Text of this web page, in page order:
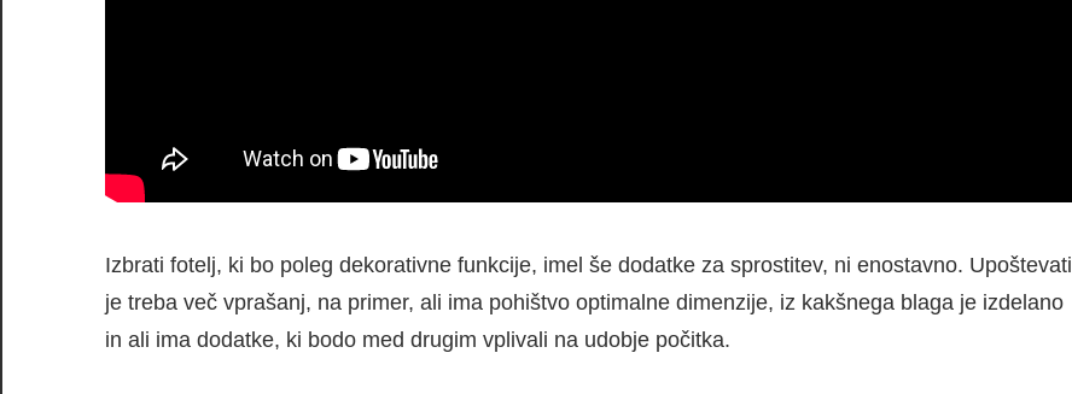
Izbrati fotelj, ki bo poleg dekorativne funkcije, imel še dodatke za sprostitev, ni enostavno. Upoštevati
je treba več vprašanj, na primer, ali ima pohištvo optimalne dimenzije, iz kakšnega blaga je izdelano
in ali ima dodatke, ki bodo med drugim vplivali na udobje počitka.